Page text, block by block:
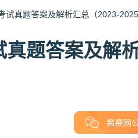
试真题答案及解析汇总（2023-2025
题答案及解
希赛网